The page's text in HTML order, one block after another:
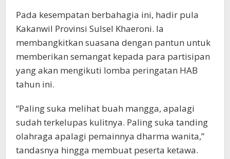
Pada kesempatan berbahagia ini, hadir pula
Kakanwil Provinsi Sulsel Khaeroni. Ia
membangkitkan suasana dengan pantun untuk
memberikan semangat kepada para partisipan
yang akan mengikuti lomba peringatan HAB
tahun ini.
“Paling suka melihat buah mangga, apalagi
sudah terkelupas kulitnya. Paling suka tanding
olahraga apalagi pemainnya dharma wanita,”
tandasnya hingga membuat peserta ketawa.